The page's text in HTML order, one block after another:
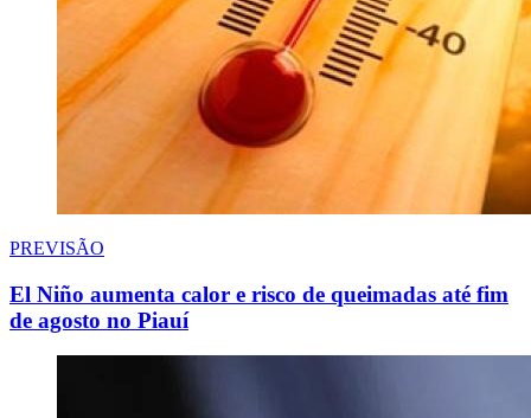
PREVISÃO
El Niño aumenta calor e risco de queimadas até fim
de agosto no Piauí